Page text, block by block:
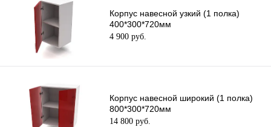
Корпус навесной узкий (1 полка)
400*300*720мм
4 900 руб.
Корпус навесной широкий (1 полка)
800*300*720мм
14 800 руб.